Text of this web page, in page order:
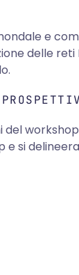
e
delle reti
e si